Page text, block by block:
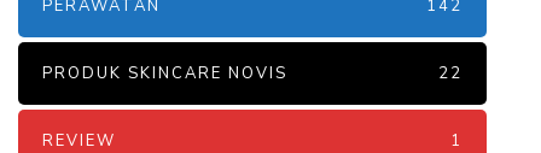
PERAWATAN 142
PRODUK SKINCARE NOVIS 22
REVIEW 1